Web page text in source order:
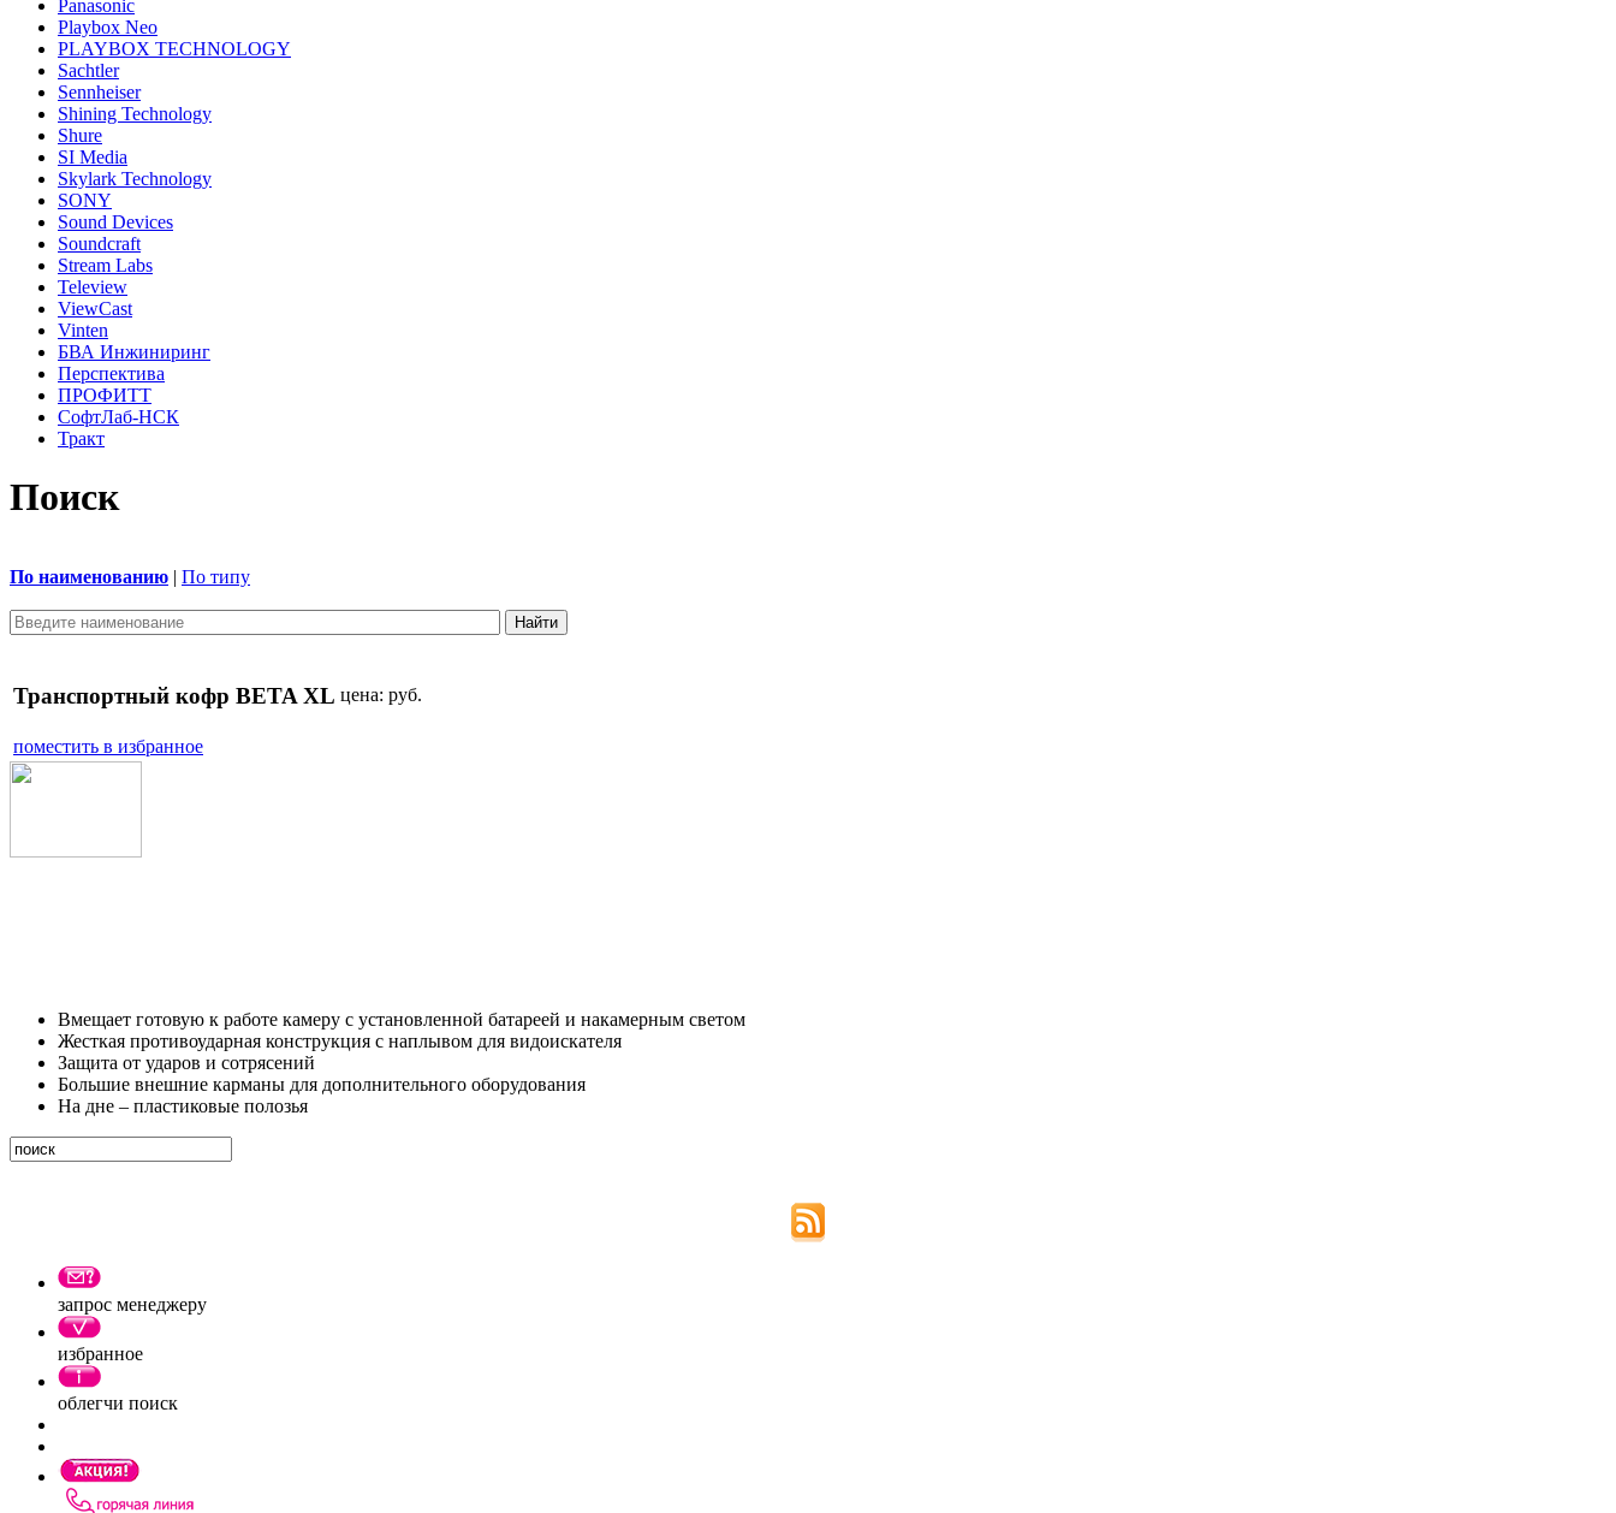
Panasonic
Playbox Neo
PLAYBOX TECHNOLOGY
Sachtler
Sennheiser
Shining Technology
Shure
SI Media
Skylark Technology
SONY
Sound Devices
Soundcraft
Stream Labs
Teleview
ViewCast
Vinten
БВА Инжиниринг
Перспектива
ПРОФИТТ
СофтЛаб-НСК
Тракт
Поиск
По наименованию По типу
Транспортный кофр BETA XL цена: руб.
поместить в избранное
Вмещает готовую к работе камеру с установленной батареей и накамерным светом
Жесткая противоударная конструкция с наплывом для видоискателя
Защита от ударов и сотрясений
Большие внешние карманы для дополнительного оборудования
На дне – пластиковые полозья
запрос менеджеру
избранное
облегчи поиск